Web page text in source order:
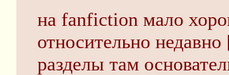
на fanfiction мало
относительно
разделы там